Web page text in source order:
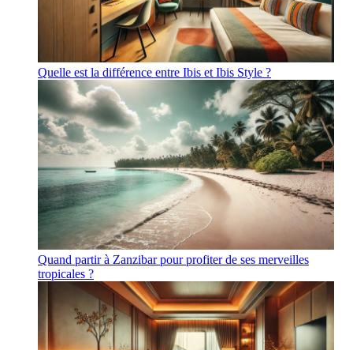
Quelle est la différence entre Ibis et Ibis Style ?
Quand partir à Zanzibar pour profiter de ses merveilles
tropicales ?